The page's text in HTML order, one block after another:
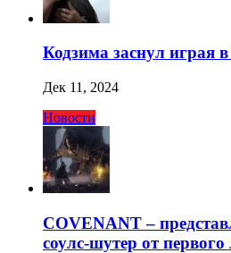
Кодзима заснул играя
Дек 11, 2024
Новости
COVENANT –
соулс-шутер от первого